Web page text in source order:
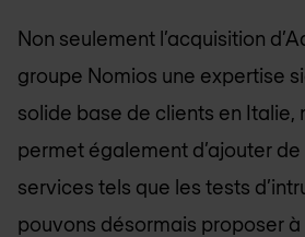
Non seulement l’acquisition
groupe Nomios une expertise
solide base de clients en Italie,
permet également d’ajouter
services tels que les tests
pouvons désormais proposer